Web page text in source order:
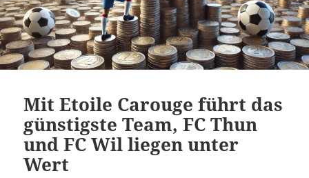
Mit Etoile Carouge führt das
günstigste Team, FC Thun
und FC Wil liegen unter
Wert